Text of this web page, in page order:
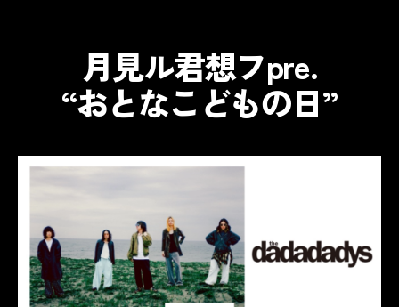
月見ル君想フpre.
“おとなこどもの日”